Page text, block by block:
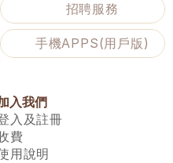
招聘服務
手機APPS(用戶版)
入我們
入及註冊
費
用說明